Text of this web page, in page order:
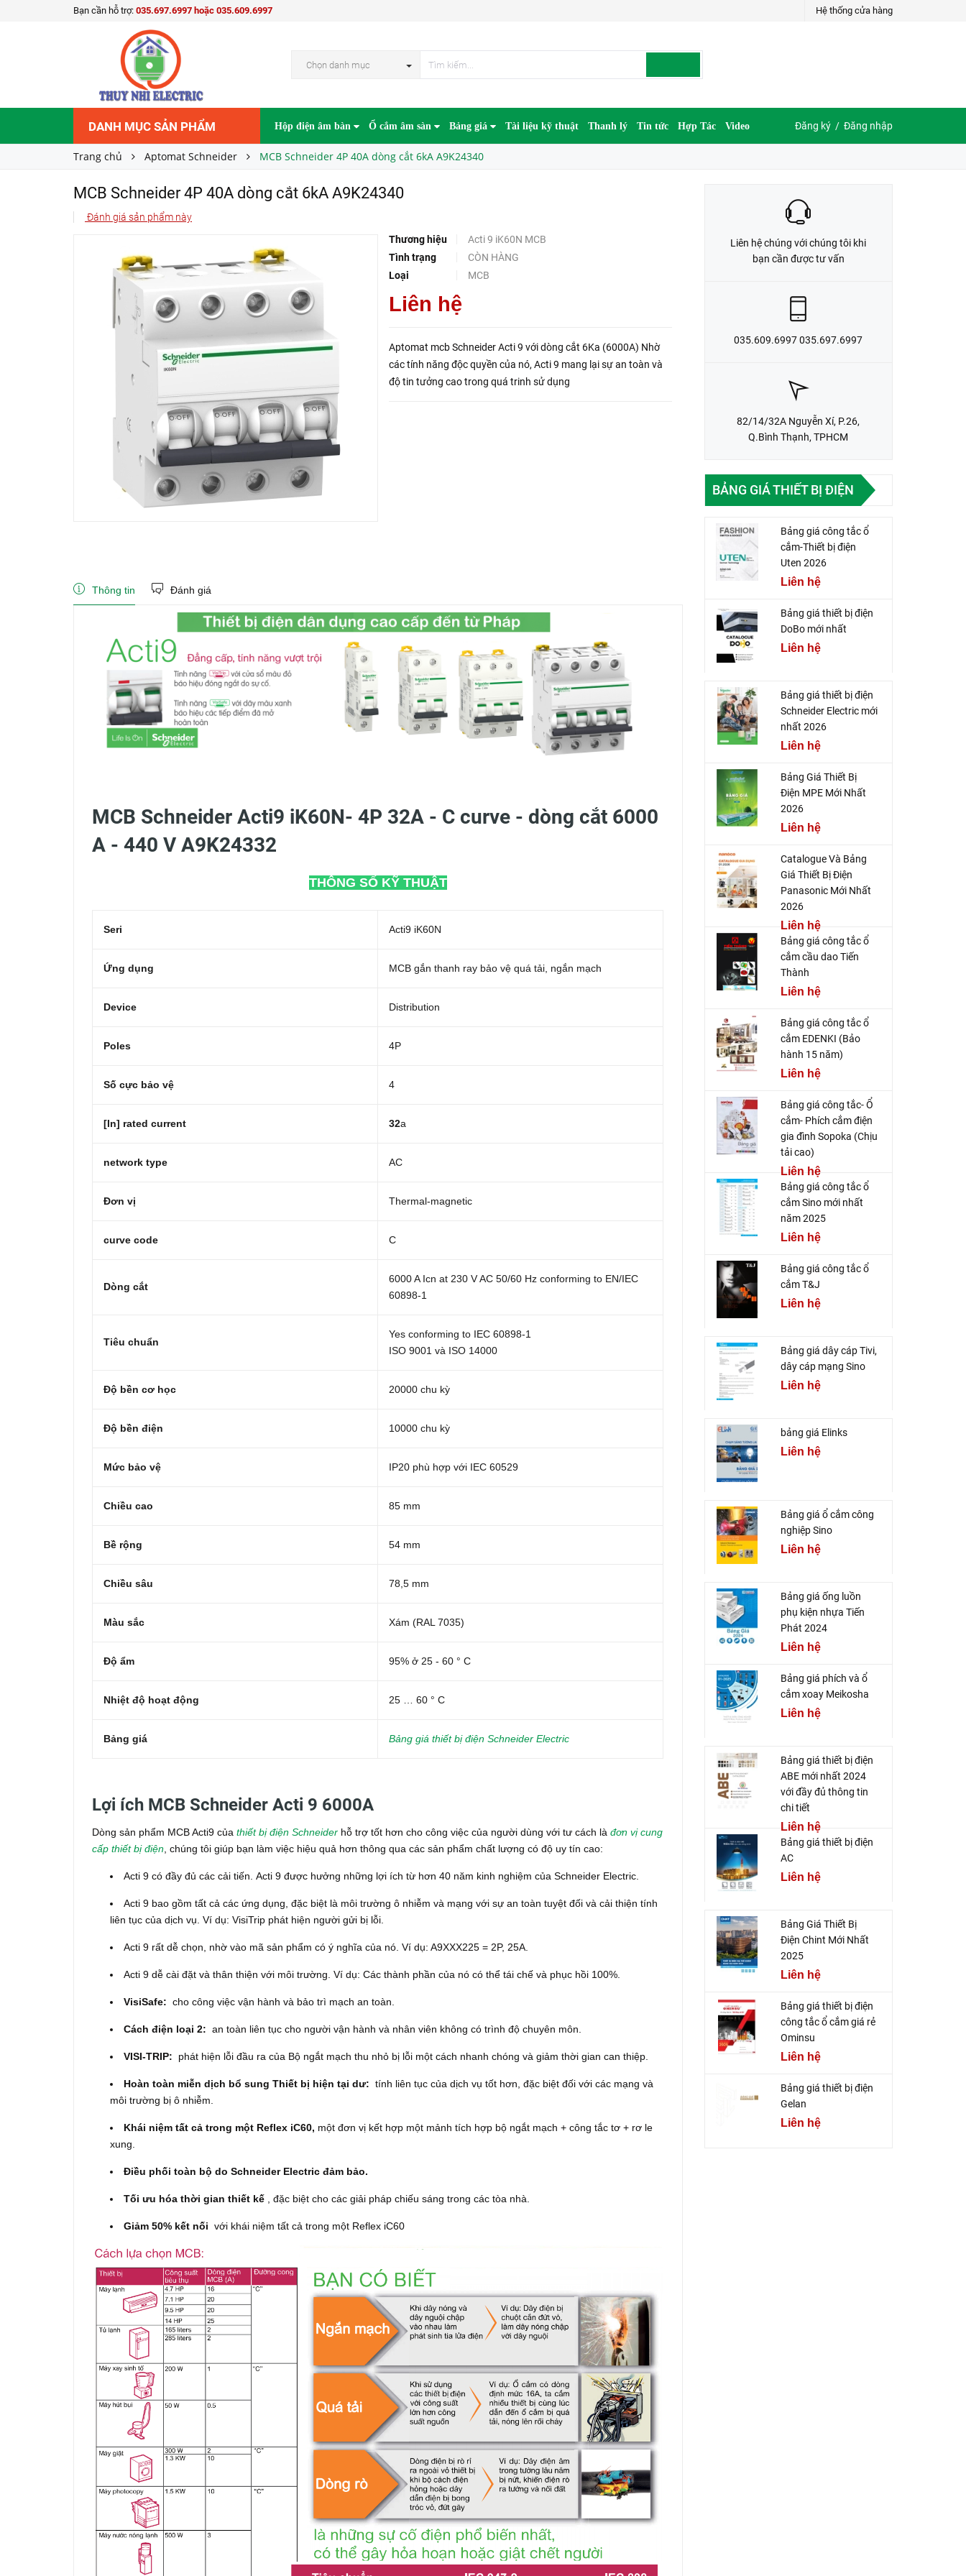
Bạn cần hỗ trợ: 035.697.6997 hoặc 035.609.6997 Hệ thống cửa hàng
Chọn danh mục
DANH MỤC SẢN PHẨM Hộp điện âm bàn Ổ cắm âm sàn Bảng giá Tài liệu kỹ thuật Thanh lý Tin tức Hợp Tác Video Đăng ký / Đăng nhập
Trang chủ Aptomat Schneider MCB Schneider 4P 40A dòng cắt 6kA A9K24340
MCB Schneider 4P 40A dòng cắt 6kA A9K24340
Đánh giá sản phẩm này
Thương hiệu
Acti 9 iK60N MCB
Tình trạng
CÒN HÀNG
Loại
MCB
Liên hệ
Aptomat mcb Schneider Acti 9 với dòng cắt 6Ka (6000A) Nhờ
các tính năng độc quyền của nó, Acti 9 mang lại sự an toàn và
độ tin tưởng cao trong quá trinh sử dụng
MCB Schneider 4P 40A dòng cắt 6kA A9K24340
Giá bán: Liên hệ
LIÊN HỆ ĐẶT HÀNG
Thông tin Đánh giá
MCB Schneider Acti9 iK60N- 4P 32A - C curve - dòng cắt 6000
A - 440 V A9K24332
THÔNG SỐ KỸ THUẬT
Seri Acti9 iK60N
Ứng dụng MCB gắn thanh ray bảo vệ quá tải, ngắn mạch
Device Distribution
Poles 4P
Số cực bảo vệ 4
[In] rated current 32a
network type AC
Đơn vị Thermal-magnetic
curve code C
Dòng cắt
6000 A Icn at 230 V AC 50/60 Hz conforming to EN/IEC
60898-1
Tiêu chuẩn
Yes conforming to IEC 60898-1
ISO 9001 và ISO 14000
Độ bền cơ học 20000 chu kỳ
Độ bền điện 10000 chu kỳ
Mức bảo vệ IP20 phù hợp với IEC 60529
Chiều cao 85 mm
Bề rộng 54 mm
Chiều sâu 78,5 mm
Màu sắc Xám (RAL 7035)
Độ ẩm 95% ở 25 - 60 ° C
Nhiệt độ hoạt động 25 … 60 ° C
Bảng giá Bảng giá thiết bị điện Schneider Electric
Lợi ích MCB Schneider Acti 9 6000A
Dòng sản phẩm MCB Acti9 của thiết bị điện Schneider hỗ trợ tốt hơn cho công việc của người dùng với tư cách là đơn vị cung
cấp thiết bị điện, chúng tôi giúp bạn làm việc hiệu quả hơn thông qua các sản phẩm chất lượng có độ uy tín cao:
Acti 9 có đầy đủ các cải tiến. Acti 9 được hưởng những lợi ích từ hơn 40 năm kinh nghiệm của Schneider Electric.
Acti 9 bao gồm tất cả các ứng dụng, đặc biệt là môi trường ô nhiễm và mạng với sự an toàn tuyệt đối và cải thiện tính
liên tục của dịch vụ. Ví dụ: VisiTrip phát hiện người gửi bị lỗi.
Acti 9 rất dễ chọn, nhờ vào mã sản phẩm có ý nghĩa của nó. Ví dụ: A9XXX225 = 2P, 25A.
Acti 9 dễ cài đặt và thân thiện với môi trường. Ví dụ: Các thành phần của nó có thể tái chế và phục hồi 100%.
VisiSafe: cho công việc vận hành và bảo trì mạch an toàn.
Cách điện loại 2: an toàn liên tục cho người vận hành và nhân viên không có trình độ chuyên môn.
VISI-TRIP: phát hiện lỗi đầu ra của Bộ ngắt mạch thu nhỏ bị lỗi một cách nhanh chóng và giảm thời gian can thiệp.
Hoàn toàn miễn dịch bổ sung Thiết bị hiện tại dư: tính liên tục của dịch vụ tốt hơn, đặc biệt đối với các mạng và
môi trường bị ô nhiễm.
Khái niệm tất cả trong một Reflex iC60, một đơn vị kết hợp một mảnh tích hợp bộ ngắt mạch + công tắc tơ + rơ le
xung.
Điều phối toàn bộ do Schneider Electric đảm bảo.
Tối ưu hóa thời gian thiết kế , đặc biệt cho các giải pháp chiếu sáng trong các tòa nhà.
Giảm 50% kết nối với khái niệm tất cả trong một Reflex iC60
Liên hệ chúng với chúng tôi khi
bạn cần được tư vấn
035.609.6997 035.697.6997
82/14/32A Nguyễn Xí, P.26,
Q.Bình Thạnh, TPHCM
BẢNG GIÁ THIẾT BỊ ĐIỆN
Bảng giá công tắc ổ
cắm-Thiết bị điện
Uten 2026
Liên hệ
Bảng giá thiết bị điện
DoBo mới nhất
Liên hệ
Bảng giá thiết bị điện
Schneider Electric mới
nhất 2026
Liên hệ
Bảng Giá Thiết Bị
Điện MPE Mới Nhất
2026
Liên hệ
Catalogue Và Bảng
Giá Thiết Bị Điện
Panasonic Mới Nhất
2026
Liên hệ
Bảng giá công tắc ổ
cắm cầu dao Tiến
Thành
Liên hệ
Bảng giá công tắc ổ
cắm EDENKI (Bảo
hành 15 năm)
Liên hệ
Bảng giá công tắc- Ổ
cắm- Phích cắm điện
gia đình Sopoka (Chịu
tải cao)
Liên hệ
Bảng giá công tắc ổ
cắm Sino mới nhất
năm 2025
Liên hệ
Bảng giá công tắc ổ
cắm T&J
Liên hệ
Bảng giá dây cáp Tivi,
dây cáp mạng Sino
Liên hệ
bảng giá Elinks
Liên hệ
Bảng giá ổ cắm công
nghiệp Sino
Liên hệ
Bảng giá ống luồn
phụ kiện nhựa Tiến
Phát 2024
Liên hệ
Bảng giá phích và ổ
cắm xoay Meikosha
Liên hệ
Bảng giá thiết bị điện
ABE mới nhất 2024
với đầy đủ thông tin
chi tiết
Liên hệ
Bảng giá thiết bị điện
AC
Liên hệ
Bảng Giá Thiết Bị
Điện Chint Mới Nhất
2025
Liên hệ
Bảng giá thiết bị điện
công tắc ổ cắm giá rẻ
Ominsu
Liên hệ
Bảng giá thiết bị điện
Gelan
Liên hệ